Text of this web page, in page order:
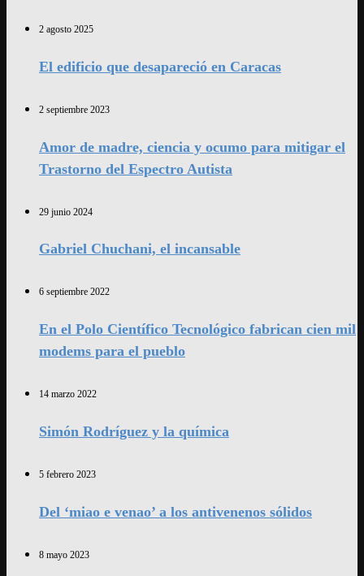
2 agosto 2025
El edificio que desapareció en Caracas
2 septiembre 2023
Amor de madre, ciencia y ocumo para mitigar el
Trastorno del Espectro Autista
29 junio 2024
Gabriel Chuchani, el incansable
6 septiembre 2022
En el Polo Científico Tecnológico fabrican cien mil
modems para el pueblo
14 marzo 2022
Simón Rodríguez y la química
5 febrero 2023
Del ‘miao e venao’ a los antivenenos sólidos
8 mayo 2023